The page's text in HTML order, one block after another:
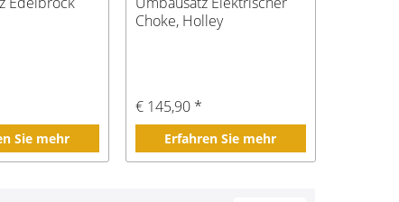
Sie mehr
Choke, Holley
€ 145,90 *
Erfahren Sie mehr